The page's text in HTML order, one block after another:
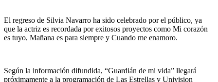
El regreso de Silvia Navarro ha sido celebrado por el público, ya
que la actriz es recordada por exitosos proyectos como Mi corazón
es tuyo, Mañana es para siempre y Cuando me enamoro.
Según la información difundida, “Guardián de mi vida” llegará
próximamente a la programación de Las Estrellas y Univision